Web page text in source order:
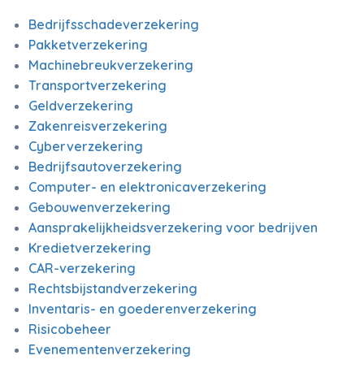
Bedrijfsschadeverzekering
Pakketverzekering
Machinebreukverzekering
Transportverzekering
Geldverzekering
Zakenreisverzekering
Cyberverzekering
Bedrijfsautoverzekering
Computer- en elektronicaverzekering
Gebouwenverzekering
Aansprakelijkheidsverzekering voor bedrijven
Kredietverzekering
CAR-verzekering
Rechtsbijstandverzekering
Inventaris- en goederenverzekering
Risicobeheer
Evenementenverzekering